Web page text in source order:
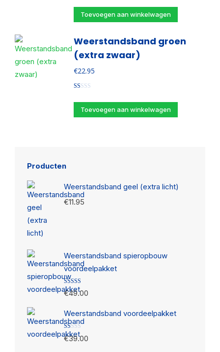
1.00
5
Toevoegen aan winkelwagen
Weerstandsband groen
(extra zwaar)
€22.95
1.00
Toevoegen aan winkelwagen
Producten
Weerstandsband geel (extra licht)
€11.95
Weerstandsband spieropbouw
voordeelpakket
Gewaardeerd
3.13uit
€49.00
Weerstandsband voordeelpakket
Gewaardeerd
1.00
€39.00